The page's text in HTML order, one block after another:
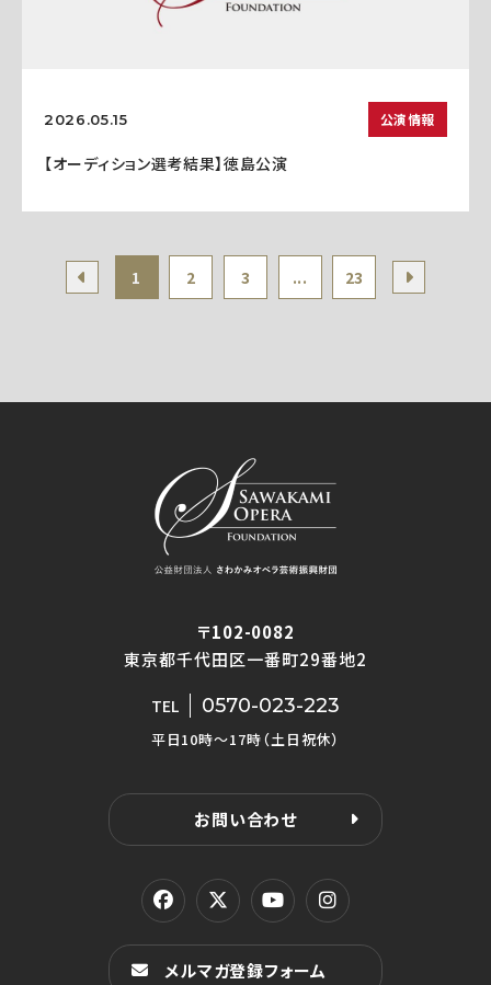
2026.05.15 公演情報
【オーディション選考結果】徳島公演
1 2 3 ... 23
〒102-0082
東京都千代田区一番町29番地2
TEL 0570-023-223
平日10時〜17時（土日祝休）
お問い合わせ
メルマガ登録フォーム